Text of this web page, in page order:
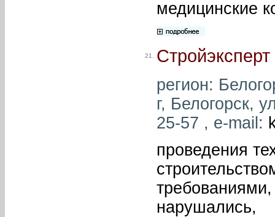
медицинские
21.
регион:
г, Белогорск,
25-57 , e-mail:
проведения
нарушались,